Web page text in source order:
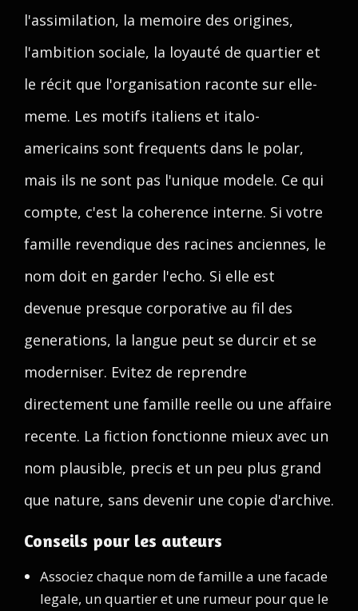
l'assimilation, la memoire des origines,
l'ambition sociale, la loyauté de quartier et
le récit que l'organisation raconte sur elle-
meme. Les motifs italiens et italo-
americains sont frequents dans le polar,
mais ils ne sont pas l'unique modele. Ce qui
compte, c'est la coherence interne. Si votre
famille revendique des racines anciennes, le
nom doit en garder l'echo. Si elle est
devenue presque corporative au fil des
generations, la langue peut se durcir et se
moderniser. Evitez de reprendre
directement une famille reelle ou une affaire
recente. La fiction fonctionne mieux avec un
nom plausible, precis et un peu plus grand
que nature, sans devenir une copie d'archive.
Conseils pour les auteurs
Associez chaque nom de famille a une facade
legale, un quartier et une rumeur pour que le